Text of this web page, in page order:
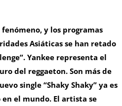
fenómeno, y los programas
Asiáticas se han retado
Yankee representa el
del reggaeton. Son más de
single “Shaky Shaky” ya es
el mundo. El artista se